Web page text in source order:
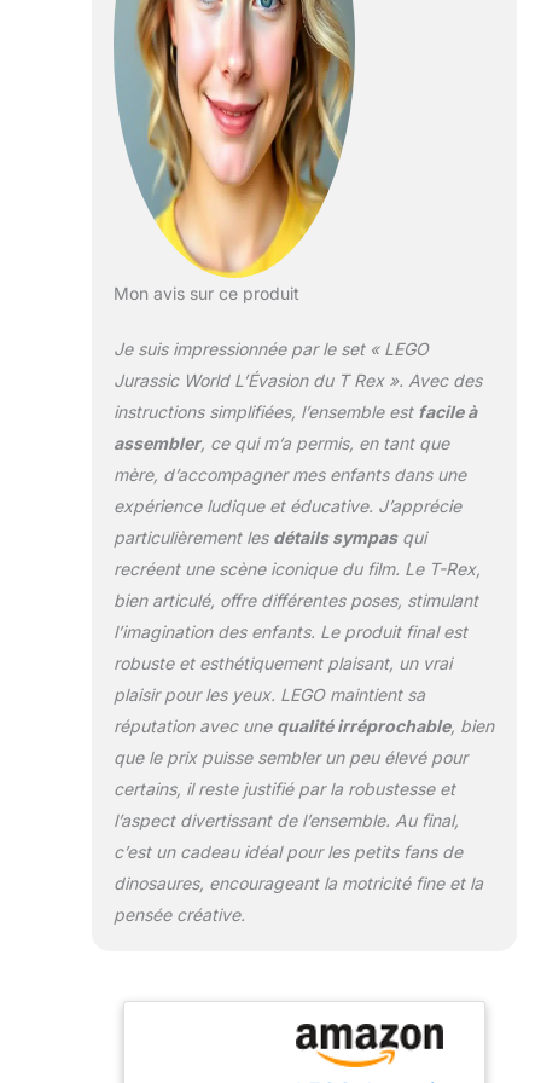
dinosaure de T. rex
articulé La clôture
est pliable pour que
le jouet T. rex
Jurassic World
puisse s'échapper,
mais l'hélicoptère le
poursuit juste
derrière pour le
capturer à nouveau
minifigurines Owen
Rodriguez et le
gardien d’animaux
sauvages avec des
œuf de dinosaure,
un talkie-walkie et
un tranquillisant Les
sets LEGO 4 ans et
plus permettent
d'initier les enfants
au monde de la
construction LEGO.
Avec juste un peu
ils apprendront à
construire aisément
en un rien de temps
et apprendront à
motricité fine
L'accès à des
instructions
de présentation
interactifs dans
Mon avis sur ce produit
Je suis impressionnée par le set « LEGO
Jurassic World L’Évasion du T Rex ». Avec des
instructions simplifiées, l’ensemble est facile à
assembler, ce qui m’a permis, en tant que
mère, d’accompagner mes enfants dans une
expérience ludique et éducative. J’apprécie
particulièrement les détails sympasqui
recréent une scène iconique du film. Le T-Rex,
bien articulé, offre différentes poses, stimulant
l’imagination des enfants. Le produit final est
robuste et esthétiquement plaisant, un vrai
plaisir pour les yeux. LEGO maintient sa
réputation avec une qualité irréprochable, bien
que le prix puisse sembler un peu élevé pour
certains, il reste justifié par la robustesse et
l’aspect divertissant de l’ensemble. Au final,
c’est un cadeau idéal pour les petits fans de
dinosaures, encourageant la motricité fine et la
pensée créative.